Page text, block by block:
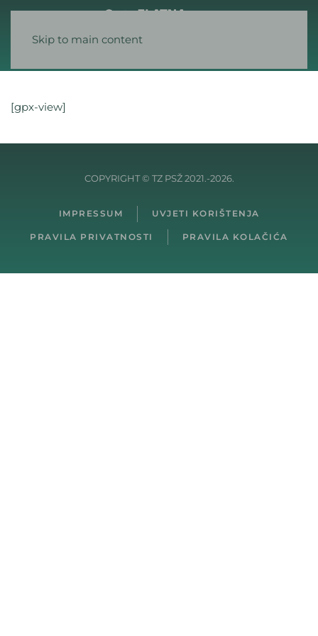
Skip to main content
[gpx-view]
COPYRIGHT © TZ PSŽ 2021.-2026.
IMPRESSUM UVJETI KORIŠTENJA
PRAVILA PRIVATNOSTI PRAVILA KOLAČIĆA